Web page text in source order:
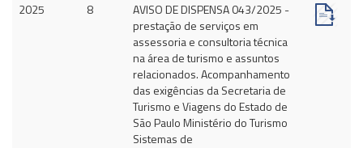
2025
8
AVISO DE DISPENSA 043/2025 -
prestação de serviços em
assessoria e consultoria técnica
na área de turismo e assuntos
relacionados. Acompanhamento
das exigências da Secretaria de
Turismo e Viagens do Estado de
São Paulo Ministério do Turismo
Sistemas de